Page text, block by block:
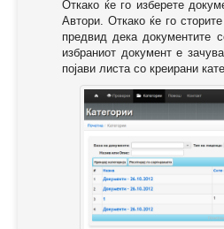
Откако ќе го изберете
Автори. Откако ќе го
предвид дека документите
избраниот документ е
појави листа со креирани